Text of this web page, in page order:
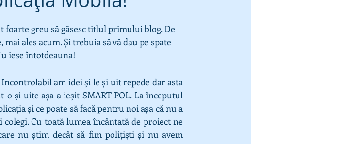
foarte greu să găsesc titlul primului blog. De
ales acum. Și trebuia să vă dau pe spate
iese întotdeauna!
am idei și le și uit repede dar asta
o și uite așa a ieșit SMART POL. La începutul
și ce poate să facă pentru noi așa că nu a
Cu toată lumea încântată de proiect ne
nu știm decât să fim polițiști și nu avem